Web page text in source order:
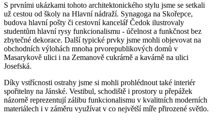
S prvními ukázkami tohoto architektonického stylu jsme se setkali
už cestou od školy na Hlavní nádraží. Synagoga na Skořepce,
budova hlavní pošty či cestovní kancelář Čedok ilustrovaly
studentům hlavní rysy funkcionalismu - účelnost a funkčnost bez
zbytečné dekorace. Další typické prvky jsme mohli objevovat na
obchodních výlohách mnoha prvorepublikových domů v
Masarykově ulici i na Zemanově cukrárně a kavárně na ulici
Josefská.
Díky vstřícnosti ostrahy jsme si mohli prohlédnout také interiér
spořitelny na Jánské. Vestibul, schodiště i prostory u přepážek
názorně reprezentují zálibu funkcionalismu v kvalitních moderních
materiálech i v záměru využívat v co největší míře přirozené světlo.